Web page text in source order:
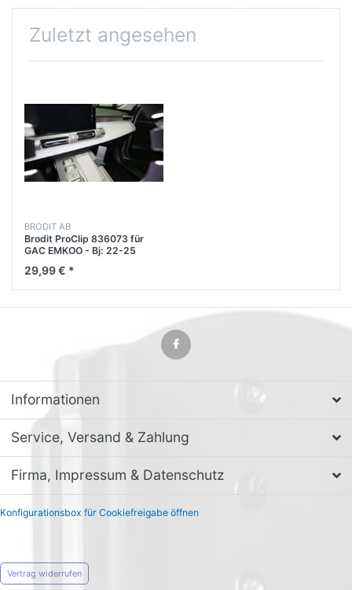
Zuletzt angesehen
BRODIT AB
Brodit ProClip 836073 für
GAC EMKOO - Bj: 22-25
29,99 € *
Informationen
Service, Versand & Zahlung
Firma, Impressum & Datenschutz
Konfigurationsbox für Cookiefreigabe öffnen
Vertrag widerrufen